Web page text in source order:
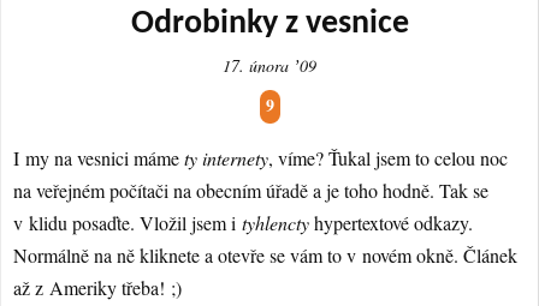
Odrobinky z vesnice
17. února ʼ09
9
I my na vesnici mámety internety, víme? Ťukal jsem to celou noc
na veřejném počítači na obecním úřadě a je toho hodně. Tak se
v klidu posaďte. Vložil jsem i tyhlenctyhypertextové odkazy.
Normálně na ně kliknete a otevře se vám to v novém okně. Článek
až z Ameriky třeba! ;)